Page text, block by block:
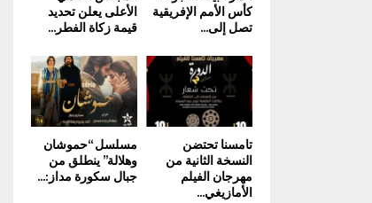
الأعلى يعلن تحديد
قيمة زكاة الفطر...
كأس الأمم الإفريقية
تصل إلى...
مسلسل “حموشان
وهلالة” ينطلق من
جبال سكورة مداز:...
تامسنا تحتضن
النسخة الثانية من
مهرجان الفيلم
الأمازيغي...